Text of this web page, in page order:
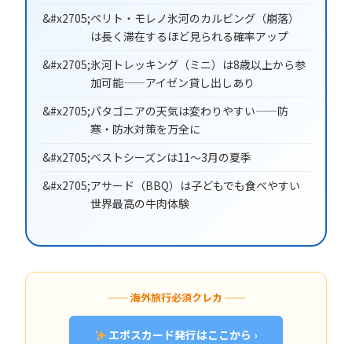
ペリト・モレノ氷河のカルビング（崩落）
は長く滞在するほど見られる確率アップ
氷河トレッキング（ミニ）は8歳以上から参
加可能——アイゼン貸し出しあり
パタゴニアの天気は変わりやすい——防
寒・防水対策を万全に
ベストシーズンは11〜3月の夏季
アサード（BBQ）は子どもでも食べやすい
世界最高の牛肉体験
── 海外旅行必須クレカ ──
エポスカード発行はここから ›